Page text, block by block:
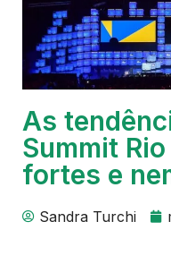
As
Summit
fortes e
Sandra Turchi